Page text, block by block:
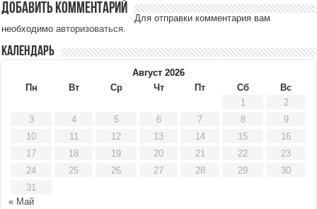
Добавить комментарий
Для отправки комментария вам
необходимоавторизоваться.
Календарь
Август 2026
Пн
Вт Ср Чт Пт Сб
Вс
1
2
3
4 5 6 7 8
9
10
11 12 13 14 15
16
17
18 19 20 21 22
23
24
25 26 27 28 29
30
31
« Май